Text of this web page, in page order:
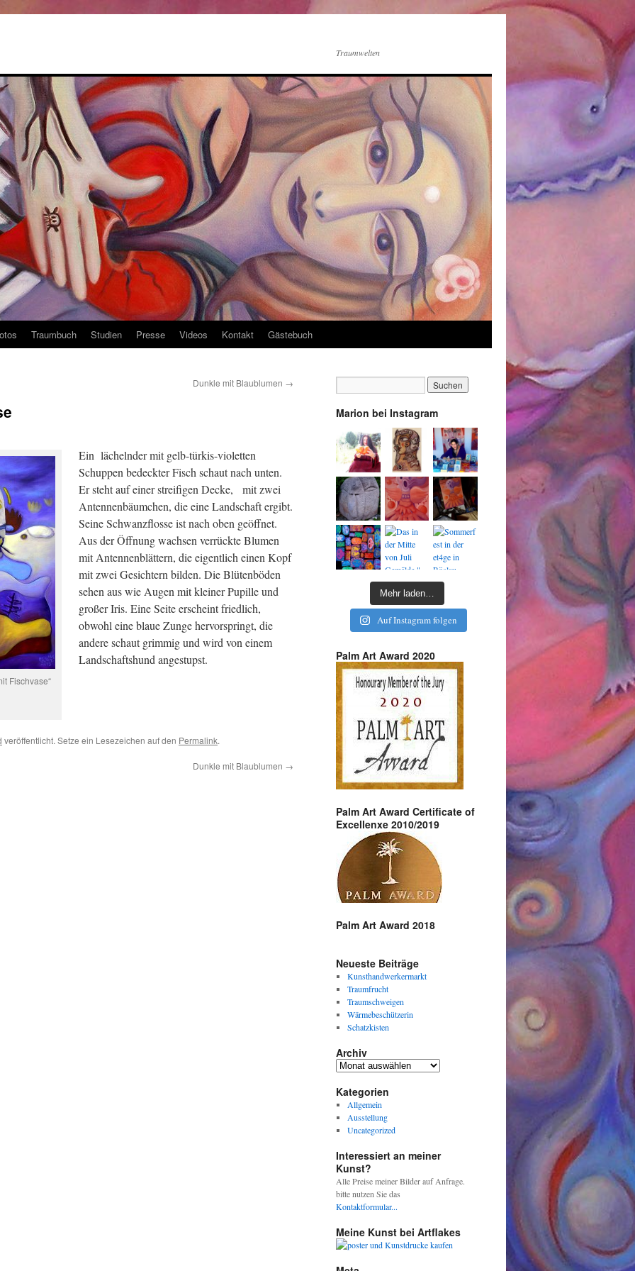
Traumwelten
Traumbuch Studien Presse Videos Kontakt Gästebuch
Dunkle mit Blaublumen →
Fischvase“
Ein lächelnder mit gelb-türkis-violetten
Schuppen bedeckter Fisch schaut nach unten.
Er steht auf einer streifigen Decke, mit zwei
Antennenbäumchen, die eine Landschaft ergibt.
Seine Schwanzflosse ist nach oben geöffnet.
Aus der Öffnung wachsen verrückte Blumen
mit Antennenblättern, die eigentlich einen Kopf
mit zwei Gesichtern bilden. Die Blütenböden
sehen aus wie Augen mit kleiner Pupille und
großer Iris. Eine Seite erscheint friedlich,
obwohl eine blaue Zunge hervorspringt, die
andere schaut grimmig und wird von einem
Landschaftshund angestupst.
veröffentlicht. Setze ein Lesezeichen auf den Permalink.
Dunkle mit Blaublumen →
Marion bei Instagram
Mehr laden…
Auf Instagram folgen
Palm Art Award 2020
Palm Art Award Certificate of
Excellenxe 2010/2019
Palm Art Award 2018
Neueste Beiträge
Kunsthandwerkermarkt
Traumfrucht
Traumschweigen
Wärmebeschützerin
Schatzkisten
Archiv
Archiv
Kategorien
Allgemein
Ausstellung
Uncategorized
Interessiert an meiner
Kunst?
Alle Preise meiner Bilder auf Anfrage.
bitte nutzen Sie das
Kontaktformular...
Meine Kunst bei Artflakes